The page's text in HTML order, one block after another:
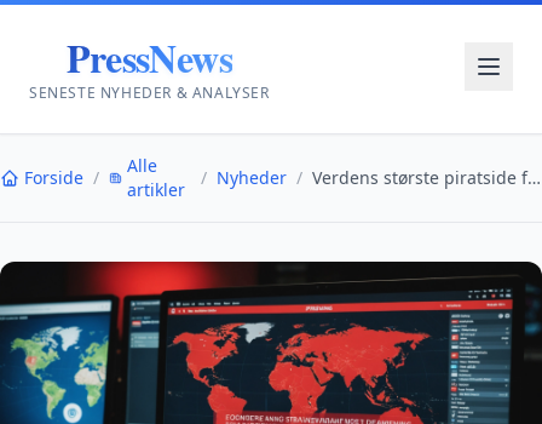
PressNews
SENESTE NYHEDER & ANALYSER
Forside /
Alle
artikler
/ Nyheder / Verdens største piratside for sport lukket ned